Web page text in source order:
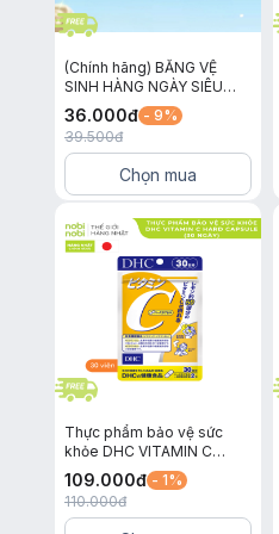
3. Chất liệu vải phù hợp:
Sản phẩm thích hợp sử dụng
Cotton: Giữ cho vải mềm mại,
: Dịu nhẹ và không gây hại
Sợi tổng hợp: Bảo vệ vải không bị
4. Hướng dẫn sử dụng:
Máy giặt thông thường
: Dùng
dụng với 30L nước.
Sử dụng trong 50 lần giặt
: Sản
(Chính hãng) BĂNG VỆ
SINH HÀNG NGÀY SIÊU
MỎNG LAURIER ACTIVE
FIT KHÔNG HƯƠNG 40
MIẾNG
36.000đ - 9%
39.500đ
Chọn mua
Thực phẩm bảo vệ sức
khỏe DHC VITAMIN C
HARD CAPSULE (30 ngày)
109.000đ - 1%
110.000đ